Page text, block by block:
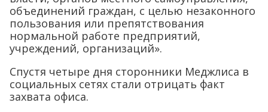
объединений граждан, с целью незаконного
пользования или препятствования
нормальной работе предприятий,
учреждений, организаций».
Спустя четыре дня сторонники Меджлиса в
социальных сетях стали отрицать факт
захвата офиса.